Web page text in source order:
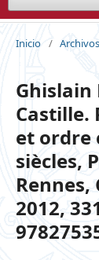
Inicio / Archivos
Ghislain
Castille.
et ordre
siècles,
Rennes,
2012,